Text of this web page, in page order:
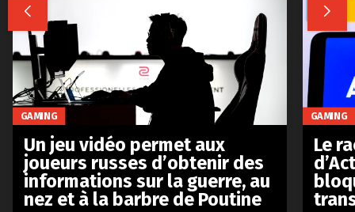
 
GAMING
Un jeu vidéo permet aux
joueurs russes d’obtenir des
informations sur la guerre, au
nez et à la barbre de Poutine
GAMING
Le